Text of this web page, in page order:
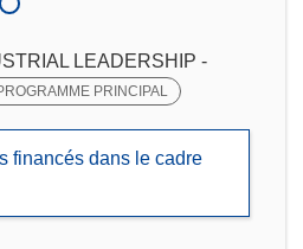
LEADERSHIP -
PRINCIPAL
financés dans le cadre